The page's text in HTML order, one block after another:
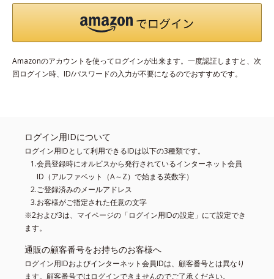
Amazonのアカウントを使ってログインが出来ます。一度認証しますと、次
回ログイン時、ID/パスワードの入力が不要になるのでおすすめです。
ログイン用IDについて
ログイン用IDとして利用できるIDは以下の3種類です。
会員登録時にオルビスから発行されているインターネット会員
ID（アルファベット（A～Z）で始まる英数字）
ご登録済みのメールアドレス
お客様がご指定された任意の文字
※2および3は、マイページの「ログイン用IDの設定」にて設定でき
ます。
通販の顧客番号をお持ちのお客様へ
ログイン用IDおよびインターネット会員IDは、顧客番号とは異なり
ます。顧客番号ではログインできませんのでご了承ください。